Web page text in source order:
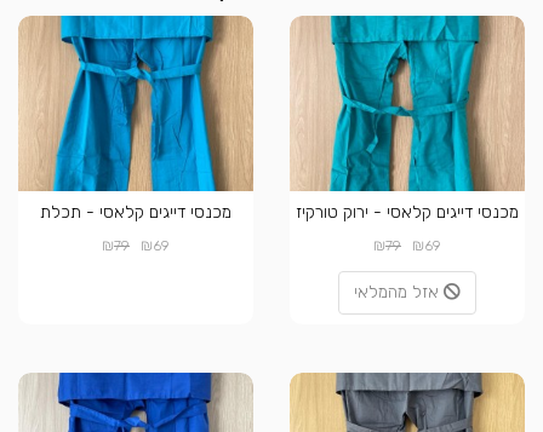
מכנסי דייגים קלאסי - ירוק טורקיז
₪69
₪79
אזל מהמלאי
מכנסי דייגים קלאסי - תכלת
₪69
₪79